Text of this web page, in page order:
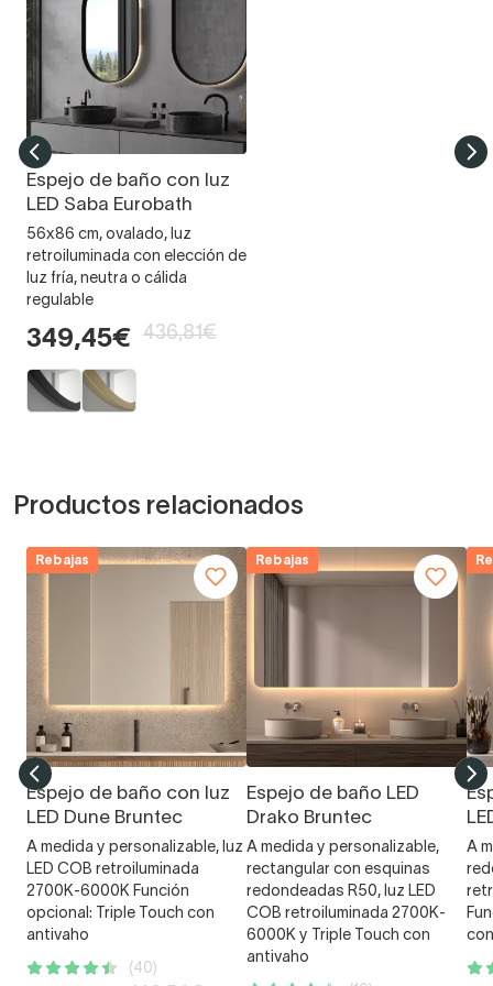
Espejo de baño con luz
LED Saba Eurobath
56x86 cm, ovalado, luz
retroiluminada con elección de
luz fría, neutra o cálida
regulable
349,45€ 436,81€
Productos relacionados
Rebajas
Espejo de baño con luz
LED Dune Bruntec
A medida y personalizable, luz
LED COB retroiluminada
2700K-6000K Función
opcional: Triple Touch con
antivaho
(40)
Rebajas
Espejo de baño LED
Drako Bruntec
A medida y personalizable,
rectangular con esquinas
redondeadas R50, luz LED
COB retroiluminada 2700K-
6000K y Triple Touch con
antivaho
A